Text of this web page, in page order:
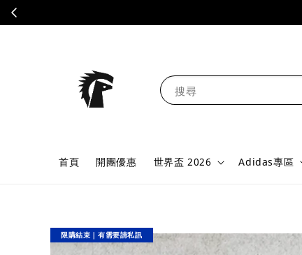
搜尋
首頁 開團優惠 世界盃 2026 Adidas專區
限購結束｜有需要請私訊